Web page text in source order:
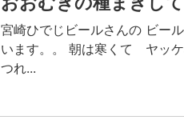
宮崎ひでじビールさんの ビー
います。。 朝は寒くて ヤッ
つれ...